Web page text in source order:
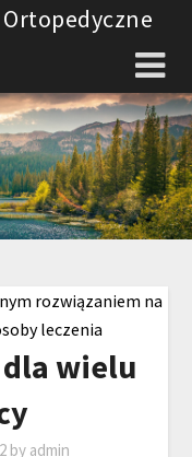
Ortopedyczne
wielu
by admin